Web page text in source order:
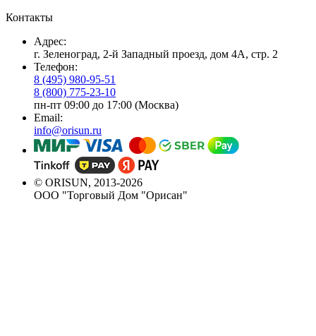
Контакты
Адрес:
г. Зеленоград, 2-й Западный проезд, дом 4А, стр. 2
Телефон:
8 (495) 980-95-51
8 (800) 775-23-10
пн-пт 09:00 до 17:00 (Москва)
Email:
info@orisun.ru
© ORISUN, 2013-2026
ООО "Торговый Дом "Орисан"